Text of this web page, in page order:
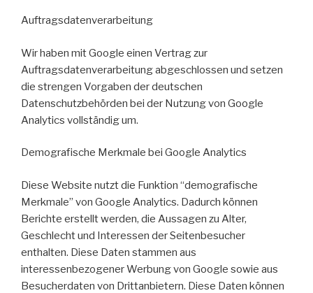
Auftragsdatenverarbeitung
Wir haben mit Google einen Vertrag zur
Auftragsdatenverarbeitung abgeschlossen und setzen
die strengen Vorgaben der deutschen
Datenschutzbehörden bei der Nutzung von Google
Analytics vollständig um.
Demografische Merkmale bei Google Analytics
Diese Website nutzt die Funktion “demografische
Merkmale” von Google Analytics. Dadurch können
Berichte erstellt werden, die Aussagen zu Alter,
Geschlecht und Interessen der Seitenbesucher
enthalten. Diese Daten stammen aus
interessenbezogener Werbung von Google sowie aus
Besucherdaten von Drittanbietern. Diese Daten können